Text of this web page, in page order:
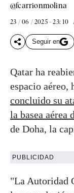
@fcarrionmolina
23 / 06 / 2025 - 23: 10
Seguir en
Qatar ha
espacio aéreo,
concluido su
la basea aérea
de Doha, la
PUBLICIDAD
"La Autoridad